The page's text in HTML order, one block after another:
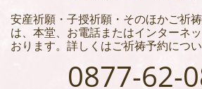
安産祈願・子授祈願・そのほかご祈
は、本堂、お電話またはインターネ
おります。詳しくはご祈祷予約につ
0877-62-